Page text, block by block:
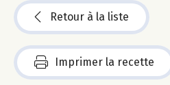
Retour à la liste
Imprimer la recette